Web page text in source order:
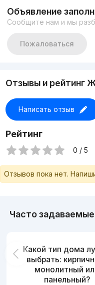
Объявление
Сообщите нам и мы
Пожаловаться
Отзывы и рейтинг
Написать отзыв
Рейтинг
0 / 5
Отзывов пока нет.
Часто
Какой тип дома
выбрать:
монолитный
панельный?